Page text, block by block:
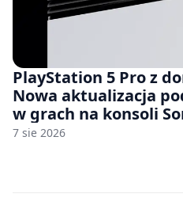
PlayStation 5 Pro z
Nowa aktualizacja
w grach na konsoli
7 sie 2026